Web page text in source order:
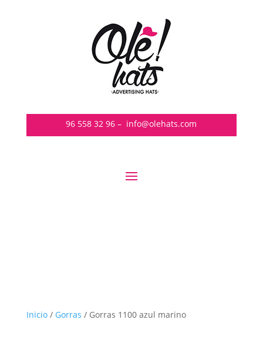
96 558 32 96 – info@olehats.com
Inicio/ Gorras / Gorras 1100 azul marino